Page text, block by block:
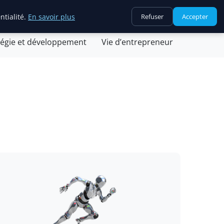
et technologie Juridique et fiscalité
et développement Vie d’entrepreneur
En savoir plus Refuser Accepter